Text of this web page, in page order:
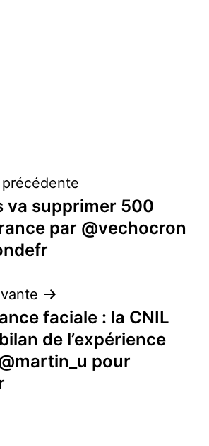
va supprimer 500
par @vechocron
faciale : la CNIL
de l’expérience
pour